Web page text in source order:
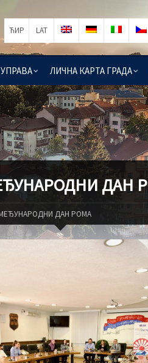
УПРАВА ЛИЧНА КАРТА ГРАДА
ЋИР LAT
ДАН
ДАН РОМА